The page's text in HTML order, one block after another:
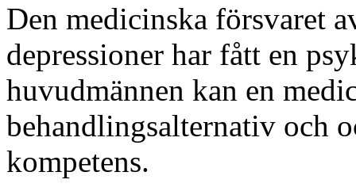
Den medicinska försvaret
depressioner har fått en
huvudmännen kan en
behandlingsalternativ och
kompetens.